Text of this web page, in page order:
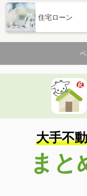
住宅ローン
大手不
まと